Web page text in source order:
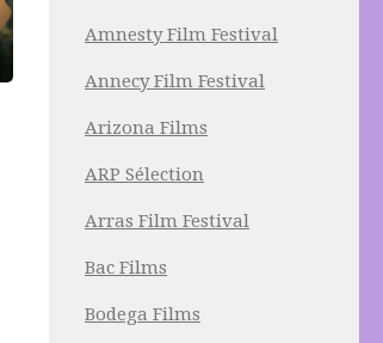
Amnesty Film Festival
Annecy Film Festival
Arizona Films
ARP Sélection
Arras Film Festival
Bac Films
Bodega Films